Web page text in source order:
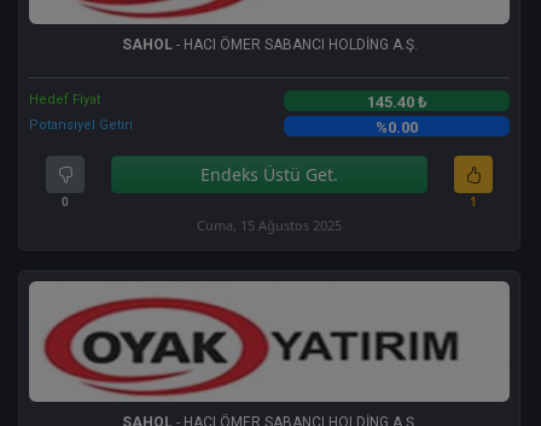
SAHOL- HACI ÖMER SABANCI HOLDİNG A.Ş.
Hedef Fiyat 145.40 ₺
Potansiyel Getiri %0.00
0
Endeks Üstü Get.
1
Cuma, 15 Ağustos 2025
SAHOL - HACI ÖMER SABANCI HOLDİNG A.Ş.